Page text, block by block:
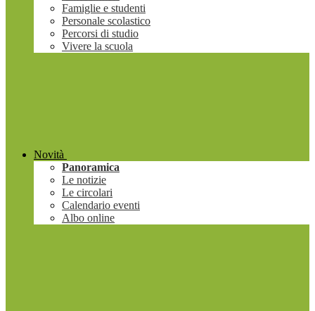
Famiglie e studenti
Personale scolastico
Percorsi di studio
Vivere la scuola
Novità
Panoramica
Le notizie
Le circolari
Calendario eventi
Albo online